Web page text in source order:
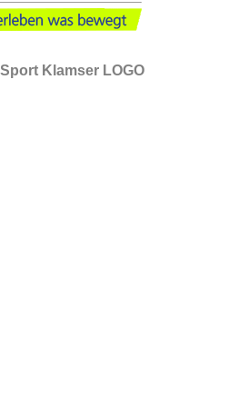
Klamser LOGO